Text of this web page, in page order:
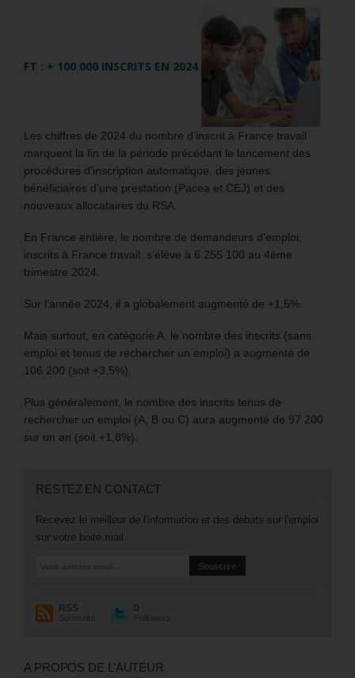
FT : + 100 000 INSCRITS EN 2024
Les chiffres de 2024 du nombre d’inscrit à France travail
marquent la fin de la période précédant le lancement des
procédures d’inscription automatique, des jeunes
bénéficiaires d’une prestation (Pacea et CEJ) et des
nouveaux allocataires du RSA.
En France entière, le nombre de demandeurs d’emploi,
inscrits à France travail, s’élève à 6 255 100 au 4ème
trimestre 2024.
Sur l’année 2024, il a globalement augmenté de +1,5%.
Mais surtout, en catégorie A, le nombre des inscrits (sans
emploi et tenus de rechercher un emploi) a augmenté de
106 200 (soit +3,5%).
Plus généralement, le nombre des inscrits tenus de
rechercher un emploi (A, B ou C) aura augmenté de 97 200
sur un an (soit +1,8%).
RESTEZ EN CONTACT
Recevez le meilleur de l'information et des débats sur l'emploi
sur votre boite mail.
RSS
Souscrire
0
Followers
A PROPOS DE L’AUTEUR